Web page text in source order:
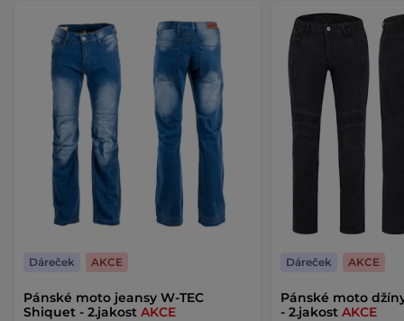
Pánské moto jeansy W-TEC
Shiquet - 2.jakost AKCE
Dáreček AKCE
Pánské moto
- 2.jakostAKCE
Dáreček AKCE